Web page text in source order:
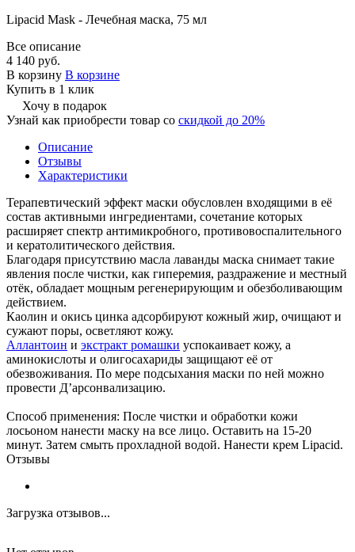
Lipacid Mask - Лечебная маска, 75 мл
Все описание
4 140 руб.
В корзину В корзине
Купить в 1 клик
Хочу в подарок
Узнай как приобрести товар со скидкой до 20%
Описание
Отзывы
Характеристики
Терапевтический эффект маски обусловлен входящими в её
состав активными ингредиентами, сочетание которых
расширяет спектр антимикробного, противовоспалительного
и кератолитического действия.
Благодаря присутствию масла лаванды маска снимает такие
явления после чистки, как гиперемия, раздражение и местный
отёк, обладает мощным регенерирующим и обезболивающим
действием.
Каолин и окись цинка адсорбируют кожный жир, очищают и
сужают поры, осветляют кожу.
Аллантоин и экстракт ромашки успокаивает кожу, а
аминокислоты и олигосахариды защищают её от
обезвоживания. По мере подсыхания маски по ней можно
провести Д’арсонвализацию.
Способ применения: После чистки и обработки кожи
лосьоном нанести маску на все лицо. Оставить на 15-20
минут. Затем смыть прохладной водой. Нанести крем Lipacid.
Отзывы
Загрузка отзывов...